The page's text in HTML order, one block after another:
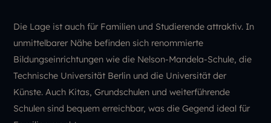
Die Lage ist auch für Familien und Studierende attraktiv. In
unmittelbarer Nähe befinden sich renommierte
Bildungseinrichtungen wie die Nelson-Mandela-Schule, die
Technische Universität Berlin und die Universität der
Künste. Auch Kitas, Grundschulen und weiterführende
Schulen sind bequem erreichbar, was die Gegend ideal für